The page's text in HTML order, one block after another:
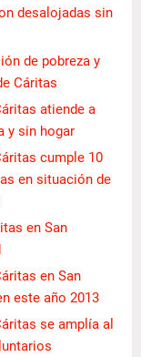
desalojadas sin
de pobreza y
Cáritas
atiende a
y sin hogar
cumple 10
en situación de
en San
en San
este año 2013
se amplía al